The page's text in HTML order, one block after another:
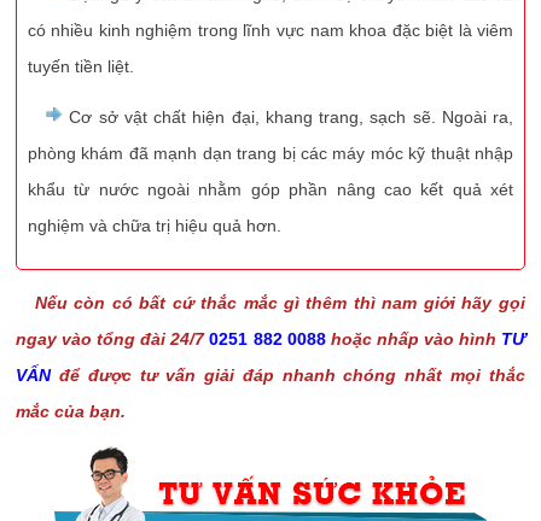
có nhiều kinh nghiệm trong lĩnh vực nam khoa đặc biệt là viêm
tuyến tiền liệt.
Cơ sở vật chất hiện đại, khang trang, sạch sẽ. Ngoài ra,
phòng khám đã mạnh dạn trang bị các máy móc kỹ thuật nhập
khẩu từ nước ngoài nhằm góp phần nâng cao kết quả xét
nghiệm và chữa trị hiệu quả hơn.
Nếu còn có bất cứ thắc mắc gì thêm thì nam giới hãy gọi
ngay vào tổng đài 24/7 0251 882 0088 hoặc nhấp vào hình TƯ
VẤN để được tư vấn giải đáp nhanh chóng nhất mọi thắc
mắc của bạn.